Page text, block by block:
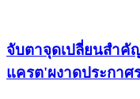
จับตาจุดเปลี่ยนสำคั
แครต'ผงาดประกา